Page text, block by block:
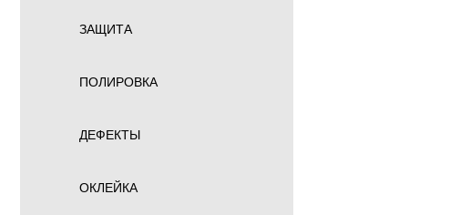
ЗАЩИТА
ПОЛИРОВКА
ДЕФЕКТЫ
ОКЛЕЙКА